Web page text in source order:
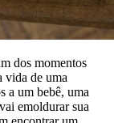
dos momentos
vida de uma
a um bebê, uma
emoldurar sua